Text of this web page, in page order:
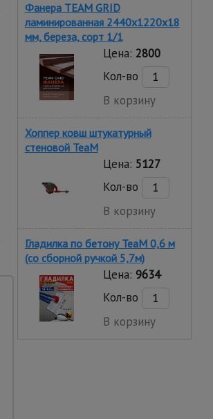
Фанера TEAM GRID
ламинированная 2440х1220х18
мм, береза, сорт 1/1
Цена: 2800
Кол-во
В корзину
Хоппер ковш штукатурный
стеновой TeaM
Цена: 5127
Кол-во
В корзину
Гладилка по бетону TeaM 0,6 м
(со сборной ручкой 5,7м)
Цена: 9634
Кол-во
В корзину